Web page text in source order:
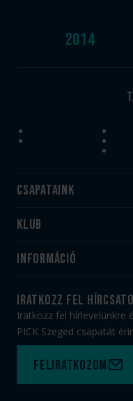
2014
Csapataink
Felnőtt
Utánpótlás
Klub
#HandballFamily
Munkatársaink
PICK Aréna
Sajtóakkreditáció
Információ
Jegy- és bérletvásárlás
Webshop
Felhasználási feltételek
Kapcsolat
iratkozz fel
Iratkozz fel hírlevelünkre
PICK Szeged csapatát
Feliratkozom